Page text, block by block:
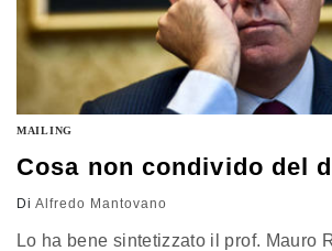
MAILING
Cosa non condivido del
Di Alfredo Mantovano
Lo ha bene sintetizzato il prof. Mauro